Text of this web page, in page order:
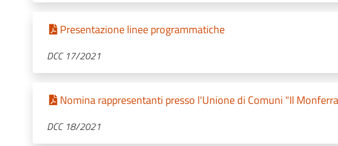
Presentazione linee programmatiche
DCC 17/2021
Nomina rappresentanti presso l'Unione di Comuni "Il
DCC 18/2021